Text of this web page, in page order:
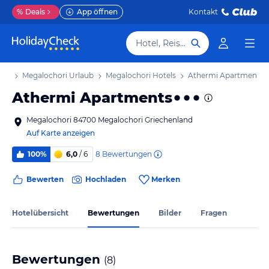
% Deals App öffnen Kontakt
Hotel, Reiseziel
Megalochori Urlaub Megalochori Hotels Athermi Apartments
Athermi Apartments
Megalochori 84700 Megalochori Griechenland
Auf Karte anzeigen
100% 6,0 / 6 8 Bewertungen
Bewerten Hochladen Merken
Hotelübersicht Bewertungen Bilder Fragen
Bewertungen (8)